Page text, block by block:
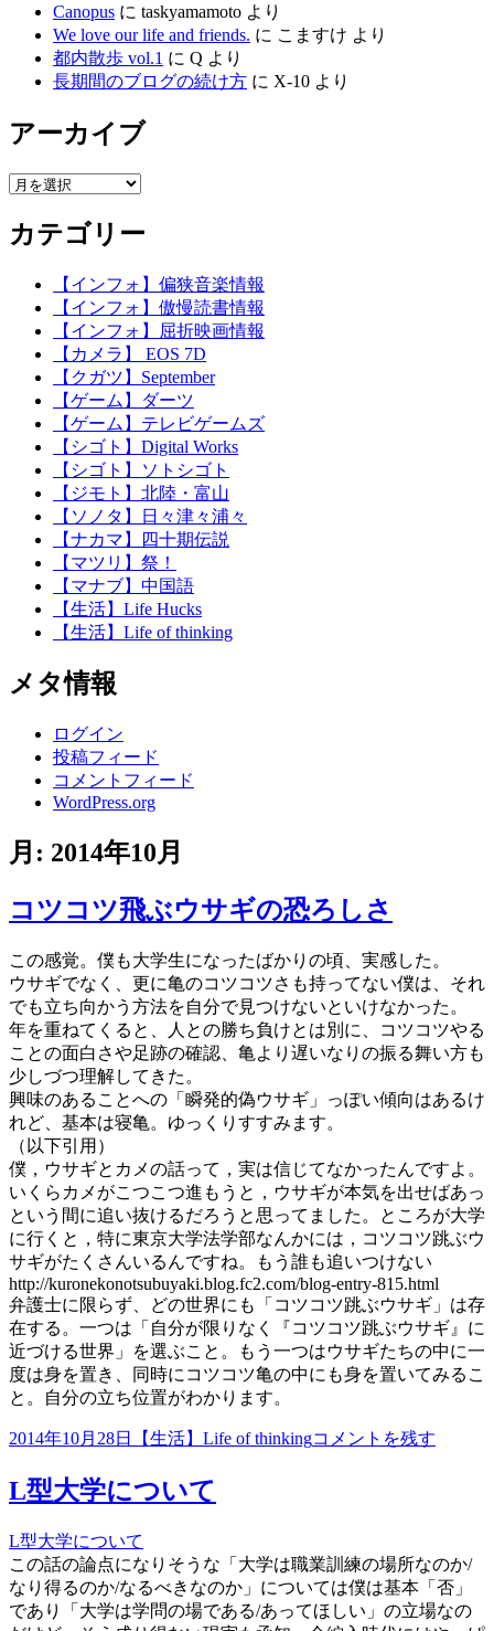
Canopus に taskyamamoto より
We love our life and friends. に こますけ より
都内散歩 vol.1 に Q より
長期間のブログの続け方 に X-10 より
アーカイブ
ア
カ
イ
カテゴリー
【インフォ】偏狭音楽情報
【インフォ】傲慢読書情報
【インフォ】屈折映画情報
【カメラ】 EOS 7D
【クガツ】September
【ゲーム】ダーツ
【ゲーム】テレビゲームズ
【シゴト】Digital Works
【シゴト】ソトシゴト
【ジモト】北陸・富山
【ソノタ】日々津々浦々
【ナカマ】四十期伝説
【マツリ】祭！
【マナブ】中国語
【生活】Life Hucks
【生活】Life of thinking
メタ情報
ログイン
投稿フィード
コメントフィード
WordPress.org
月: 2014年10月
コツコツ飛ぶウサギの恐ろしさ
この感覚。僕も大学生になったばかりの頃、実感した。
ウサギでなく、更に亀のコツコツさも持ってない僕は、それ
でも立ち向かう方法を自分で見つけないといけなかった。
年を重ねてくると、人との勝ち負けとは別に、コツコツやる
ことの面白さや足跡の確認、亀より遅いなりの振る舞い方も
少しづつ理解してきた。
興味のあることへの「瞬発的偽ウサギ」っぽい傾向はあるけ
れど、基本は寝亀。ゆっくりすすみます。
（以下引用）
僕，ウサギとカメの話って，実は信じてなかったんですよ。
いくらカメがこつこつ進もうと，ウサギが本気を出せばあっ
という間に追い抜けるだろうと思ってました。ところが大学
に行くと，特に東京大学法学部なんかには，コツコツ跳ぶウ
サギがたくさんいるんですね。もう誰も追いつけない
http://kuronekonotsubuyaki.blog.fc2.com/blog-entry-815.html
弁護士に限らず、どの世界にも「コツコツ跳ぶウサギ」は存
在する。一つは「自分が限りなく『コツコツ跳ぶウサギ』に
近づける世界」を選ぶこと。もう一つはウサギたちの中に一
度は身を置き、同時にコツコツ亀の中にも身を置いてみるこ
と。自分の立ち位置がわかります。
投
日:
2014年10月28日
カ
ゴ
リ
【生活】Life of thinkingコ
ぶ
ウ
サ
ギ
コメントを残す
L型大学について
L型大学について
この話の論点になりそうな「大学は職業訓練の場所なのか/
なり得るのか/なるべきなのか」については僕は基本「否」
であり「大学は学問の場である/あってほしい」の立場なの